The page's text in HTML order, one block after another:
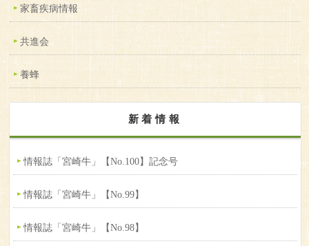
家畜疾病情報
共進会
養蜂
新着情報
情報誌「宮崎牛」【No.100】記念号
情報誌「宮崎牛」【No.99】
情報誌「宮崎牛」【No.98】